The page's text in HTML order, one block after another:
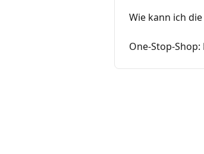
Wie kann ich
One-Stop-